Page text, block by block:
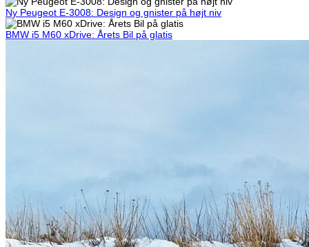
Ny Peugeot E-3008: Design og gnister på højt niv
BMW i5 M60 xDrive: Årets Bil på glatis